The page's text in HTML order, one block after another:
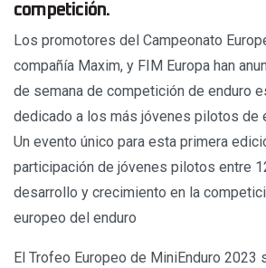
competición.
Los promotores del Campeonato
compañía Maxim, y FIM Europa han
de semana de competición de enduro
dedicado a los más jóvenes pilotos de
Un evento único para esta primera
participación de jóvenes pilotos entre
desarrollo y crecimiento en la
europeo del enduro
El Trofeo Europeo de MiniEnduro 2023